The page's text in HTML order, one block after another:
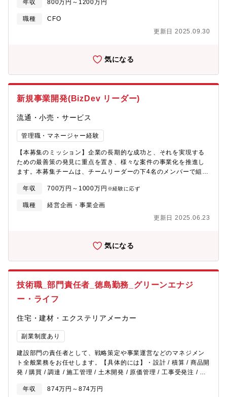
の開拓、交渉、クロージングまでの一連のプロセスを主導・IPOに
向けたプレIPOラウンド及び事業拡大(研究開発、M&A、海外展開)
のためのエクイティ、デッドファイナンス戦略の策定と実行・既
存投資家(各種VCなど)とのリレーションシップマネジメントと追
行の統括・資金調達戦略と連動した最適なタイミングでのIPPO実
しての折衝、選定、および上場審査対応・上場企業として求めら
達した資金をもとにしたM&A戦略の立案・実行、PMIの統括・事
管理・経営の意思決定を支える財務分析とレポーティング最も重
要なミッションは、資金調達となります。コーポレーショ部門に
は部長が在籍し、管理部門全体の統括などについては、既存メン
バーが対応する体制が整っていますので、ご安心ください。
年収 800万円～1200万円
職種
CFO
更新日 2025.09.30
気になる
新規事業開発(BizDev リーダー)
流通・小売・サービス
管理職・マネージャー経験
【本募集のミッション】企業の長期的な成功と、それを実現する
ための最善策の発見に重点を置き、様々な案件の事業化を推進し
ます。本募集チームは、チームリーダーの下4名のメンバーで組成
進を責任者として担い、組織拡大時にはチームメンバーのマネジ
メントにも携わって頂きます。【新規事業の立ち上げ】
CEO/COO/事業責任者が在籍しておりますが、COOが新規事業を
担当してサービスを包括で見ている状況です。事業責任者のみで
ないかを明確にしてもらえれば、基本的には自らの意思決定で判
られる経験】・現状のコア事業以外で新しい事業を創っていく(い
責任者(プロジェクトマネージャー)の立場を経験できる・社内だけ
でなく、同業種・他業種の多くの株主様のアセットも借りながら
車後のタクシーを事前に手配できるサービス 「タクジット」を提
https://cybertransporters.com/news/20241122・沖縄県豊見城
運転EVバスの運行を開始し、2025年度中の「レベル4」許認可を
目指す～ https://cybertransporters.com/news/20241008・【広
島初】吉島タクシー・大竹交通が環境への配慮を目的に、 トヨタ
https://cybertransporters.com/news/20240827
年収 700万円～1000万円 ※経験に応ず
職種
経営企画・事業企画
更新日 2025.06.23
気になる
技術職_部門責任者_徳島勤務_グリーンエナジ
ー・ライフ
住宅・建材・エクステリアメーカー
副業制度あり
建設部門の責任者として、戦略策定や事業運営などのマネジメン
ト全般業務をお任せします。【具体的には】・設計 / 積算 / 商品開
発 / 購買 / 調達 / 施工管理 / 土木開発 / 原価管理 / 工事受発注 / 支
管理 / 成果管理 / 人事評価 / 目標設定・建設業務の安全 / 品質 / 衛
年収 874万円～874万円